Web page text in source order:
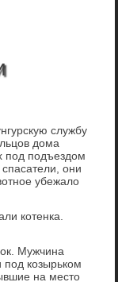
службу
дома
под подъездом
они
убежало
котенка.
Мужчина
козырьком
на место